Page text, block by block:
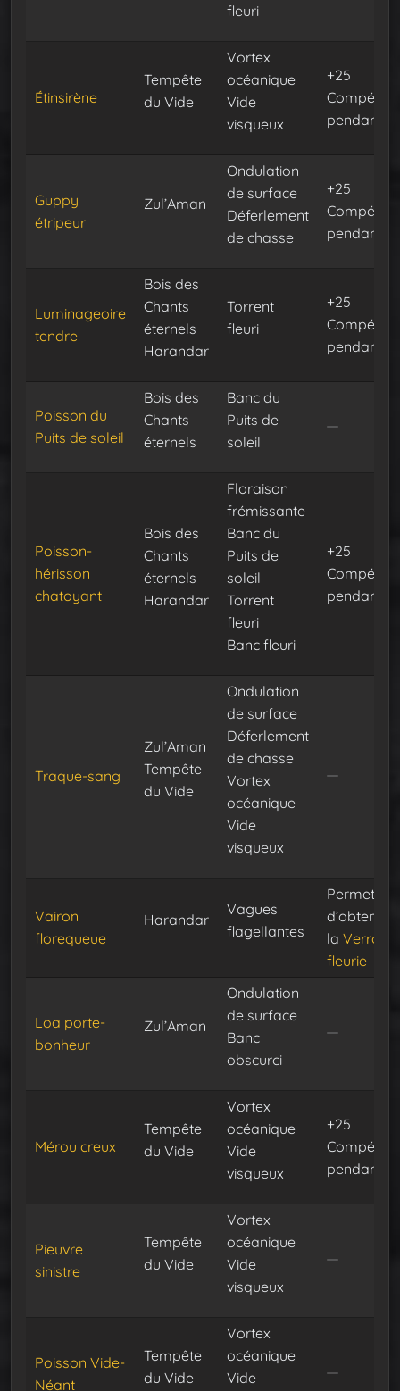
fleuri
Étinsirène
Tempête
du Vide
Vortex
océanique
Vide
visqueux
+25
pendant
Guppy
étripeur
Zul’Aman
Ondulation
de surface
Déferlement
de chasse
+25
pendant
Luminageoire
tendre
Bois des
Chants
éternels
Harandar
Torrent
fleuri
+25
pendant
Poisson du
Puits de soleil
Bois des
Chants
éternels
Banc du
Puits de
soleil
Poisson-
hérisson
chatoyant
Bois des
Chants
éternels
Harandar
Floraison
frémissante
Banc du
Puits de
soleil
Torrent
fleuri
Banc fleuri
+25
pendant
Traque-sang
Zul’Aman
Tempête
du Vide
Ondulation
de surface
Déferlement
de chasse
Vortex
océanique
Vide
visqueux
Vairon
florequeue
Harandar
Vagues
flagellantes
Permet
d’obtenir
la
fleurie
Loa porte-
bonheur
Zul’Aman
Ondulation
de surface
Banc
obscurci
Mérou creux
Tempête
du Vide
Vortex
océanique
Vide
visqueux
+25
pendant
Pieuvre
sinistre
Tempête
du Vide
Vortex
océanique
Vide
visqueux
Poisson Vide-
Néant
Tempête
du Vide
Vortex
océanique
Vide